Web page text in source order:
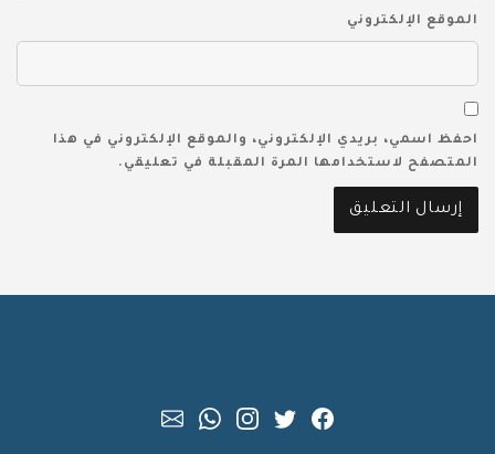
الموقع الإلكتروني
احفظ اسمي، بريدي الإلكتروني، والموقع الإلكتروني في هذا
المتصفح لاستخدامها المرة المقبلة في تعليقي.